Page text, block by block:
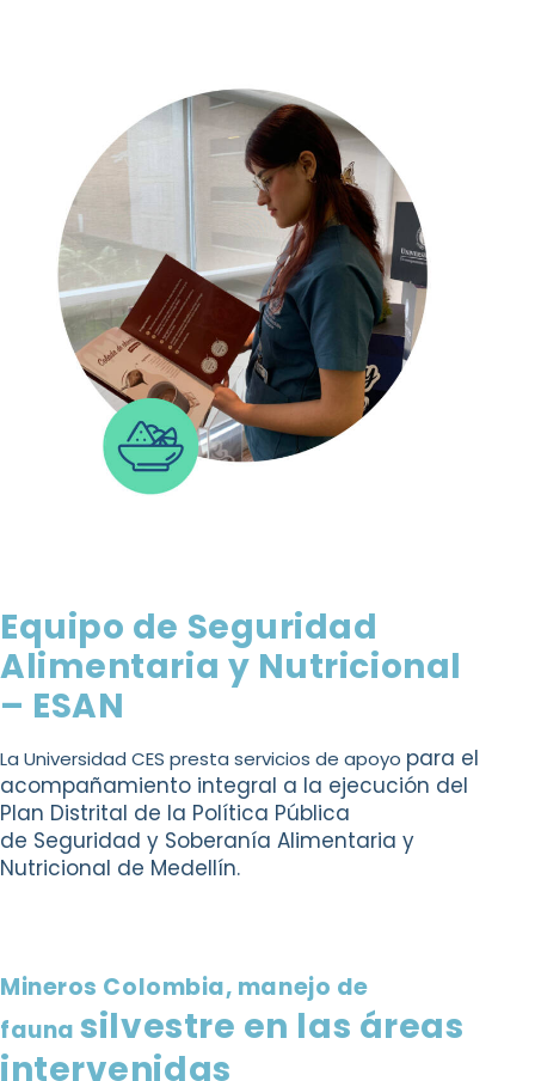
Equipo de Seguridad
Alimentaria y Nutricional
– ESAN
La Universidad CES presta servicios de apoyo para el
acompañamiento integral a la ejecución del
Plan Distrital de la Política Pública
de Seguridad y Soberanía Alimentaria y
Nutricional de Medellín.
Mineros Colombia, manejo de
faunasilvestre en las áreas
intervenidas